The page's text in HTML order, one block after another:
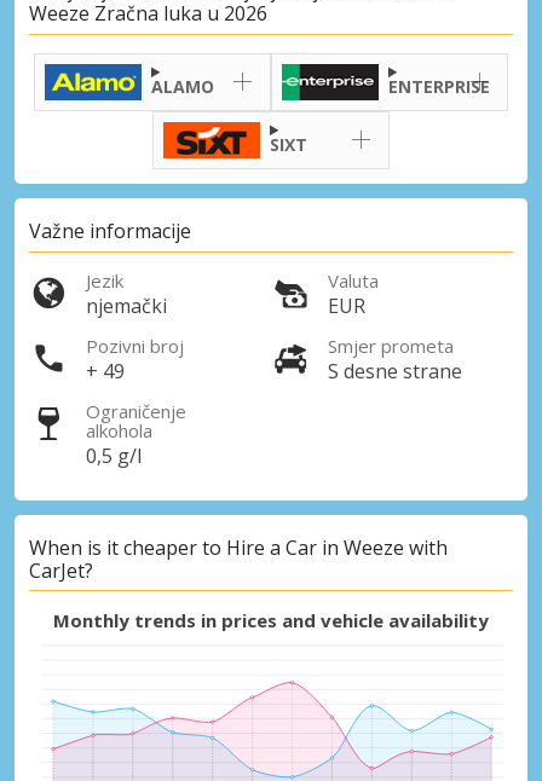
Weeze Zračna luka u 2026
ALAMO ENTERPRISE
SIXT
Važne informacije
Jezik
njemački
Valuta
EUR
Pozivni broj
+ 49
Smjer prometa
S desne strane
Ograničenje
alkohola
0,5 g/l
When is it cheaper to Hire a Car in Weeze with
CarJet?
Monthly trends in prices and vehicle availability
Posebni popusti
Pristupite ekskluzivnim ponudama naših